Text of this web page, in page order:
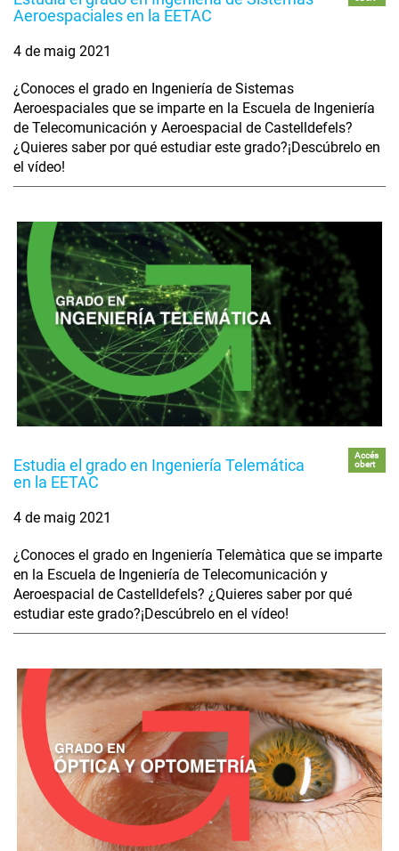
Aeroespaciales en la EETAC
4 de maig 2021
¿Conoces el grado en Ingeniería de Sistemas
Aeroespaciales que se imparte en la Escuela de Ingeniería
de Telecomunicación y Aeroespacial de Castelldefels?
¿Quieres saber por qué estudiar este grado?¡Descúbrelo en
el vídeo!
Estudia el grado en Ingeniería Telemática
en la EETAC
Accés
obert
4 de maig 2021
¿Conoces el grado en Ingeniería Telemàtica que se imparte
en la Escuela de Ingeniería de Telecomunicación y
Aeroespacial de Castelldefels? ¿Quieres saber por qué
estudiar este grado?¡Descúbrelo en el vídeo!